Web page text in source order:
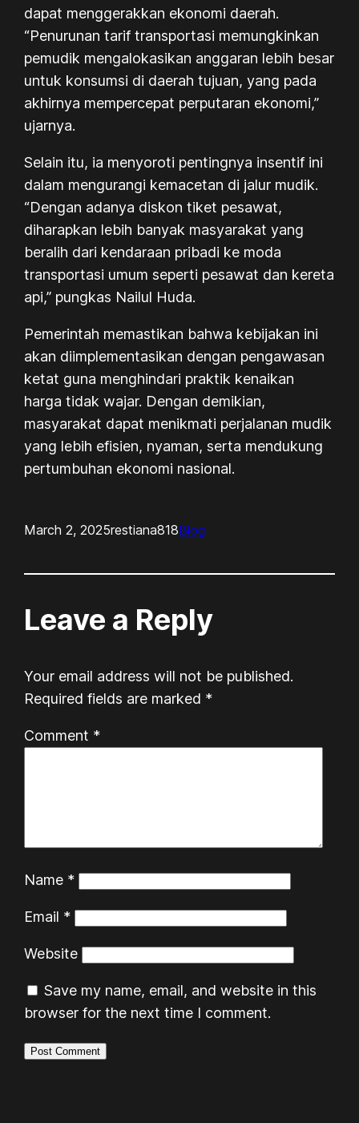
dapat menggerakkan ekonomi daerah.
“Penurunan tarif transportasi memungkinkan
pemudik mengalokasikan anggaran lebih besar
untuk konsumsi di daerah tujuan, yang pada
akhirnya mempercepat perputaran ekonomi,”
ujarnya.
Selain itu, ia menyoroti pentingnya insentif ini
dalam mengurangi kemacetan di jalur mudik.
“Dengan adanya diskon tiket pesawat,
diharapkan lebih banyak masyarakat yang
beralih dari kendaraan pribadi ke moda
transportasi umum seperti pesawat dan kereta
api,” pungkas Nailul Huda.
Pemerintah memastikan bahwa kebijakan ini
akan diimplementasikan dengan pengawasan
ketat guna menghindari praktik kenaikan
harga tidak wajar. Dengan demikian,
masyarakat dapat menikmati perjalanan mudik
yang lebih efisien, nyaman, serta mendukung
pertumbuhan ekonomi nasional.
March 2, 2025restiana818Blog
Leave a Reply
Your email address will not be published.
Required fields are marked *
Comment *
Name *
Email *
Website
Save my name, email, and website in this
browser for the next time I comment.